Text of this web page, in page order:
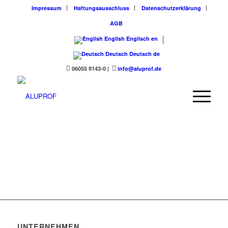
Impressum Haftungsausschluss
Datenschutzerklärung
AGB
English Englisch en
Deutsch Deutsch de
06055 9143-0 | info@aluprof.de